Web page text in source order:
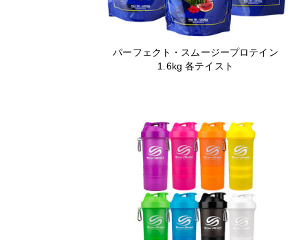
パーフェクト・スムージープロテイン
1.6kg 各テイスト